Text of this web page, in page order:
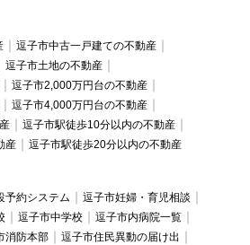
逗子市中古一戸建ての不動産
逗子市土地の不動産
逗子市2,000万円台の不動産
逗子市4,000万円台の不動産
逗子市駅徒歩10分以内の不動産
産
逗子市駅徒歩20分以内の不動産
予約システム
逗子市妊婦・育児相談
逗子市中学校
逗子市内病院一覧
消防本部
逗子市住民異動の届け出